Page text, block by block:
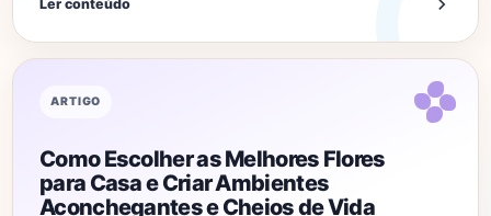
Ler conteúdo
ARTIGO
Como Escolher as Melhores Flores
para Casa e Criar Ambientes
Aconchegantes e Cheios de Vida